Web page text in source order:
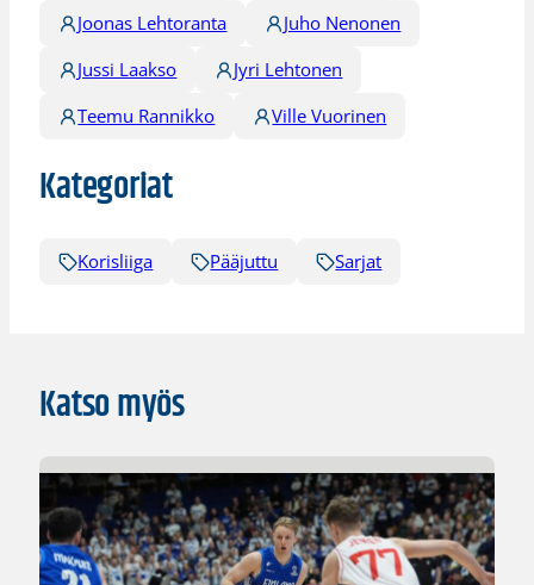
Joonas Lehtoranta
Juho Nenonen
Jussi Laakso
Jyri Lehtonen
Teemu Rannikko
Ville Vuorinen
Kategoriat
Korisliiga Pääjuttu Sarjat
Katso myös